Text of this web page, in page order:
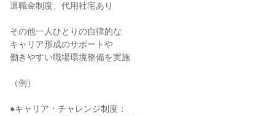
退職金制度、代用社宅あり
その他一人ひとりの自律的な
キャリア形成のサポートや
働きやすい職場環境整備を実施
（例）
●キャリア・チャレンジ制度：